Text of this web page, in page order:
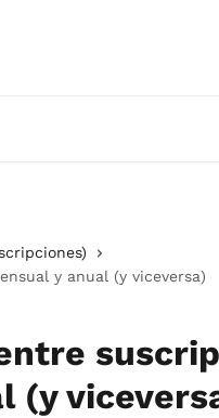
y anual (y viceversa)
(y